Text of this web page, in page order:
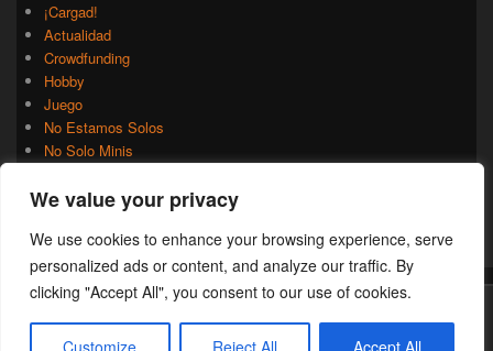
We value your privacy
We use cookies to enhance your browsing experience, serve
personalized ads or content, and analyze our traffic. By
clicking "Accept All", you consent to our use of cookies.
Customize Reject All Accept All
¡Cargad!
Actualidad
Crowdfunding
Hobby
Juego
No Estamos Solos
No Solo Minis
Rumores
Uncategorized
Copyright © 2026 ¡Cargad! . Todos los Derechos Reservados.